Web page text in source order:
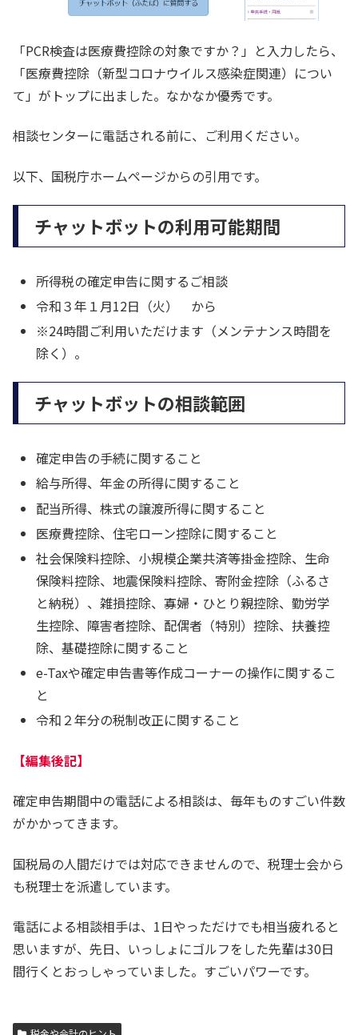
「PCR検査は医療費控除の対象ですか？」と入力したら、
「医療費控除（新型コロナウイルス感染症関連）につい
て」がトップに出ました。なかなか優秀です。
相談センターに電話される前に、ご利用ください。
以下、国税庁ホームページからの引用です。
チャットボットの利用可能期間
所得税の確定申告に関するご相談
令和３年１月12日（火） から
※24時間ご利用いただけます（メンテナンス時間を
除く）。
チャットボットの相談範囲
確定申告の手続に関すること
給与所得、年金の所得に関すること
配当所得、株式の譲渡所得に関すること
医療費控除、住宅ローン控除に関すること
社会保険料控除、小規模企業共済等掛金控除、生命
保険料控除、地震保険料控除、寄附金控除（ふるさ
と納税）、雑損控除、寡婦・ひとり親控除、勤労学
生控除、障害者控除、配偶者（特別）控除、扶養控
除、基礎控除に関すること
e-Taxや確定申告書等作成コーナーの操作に関するこ
と
令和２年分の税制改正に関すること
【編集後記】
確定申告期間中の電話による相談は、毎年ものすごい件数
がかかってきます。
国税局の人間だけでは対応できませんので、税理士会から
も税理士を派遣しています。
電話による相談相手は、1日やっただけでも相当疲れると
思いますが、先日、いっしょにゴルフをした先輩は30日
間行くとおっしゃっていました。すごいパワーです。